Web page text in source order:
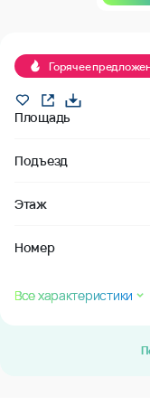
Горячее
Площадь
Подъезд
Этаж
Номер
Все характеристики